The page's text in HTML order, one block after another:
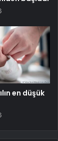
en düşük